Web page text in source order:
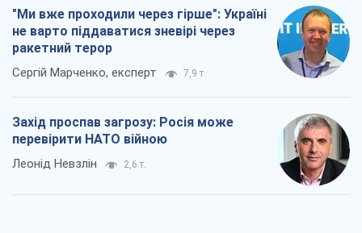
"Ми вже проходили через гірше": Україні
не варто піддаватися зневірі через
ракетний терор
Сергій Марченко, експерт 7,9 т.
Захід проспав загрозу: Росія може
перевірити НАТО війною
Леонід Невзлін 2,6 т.